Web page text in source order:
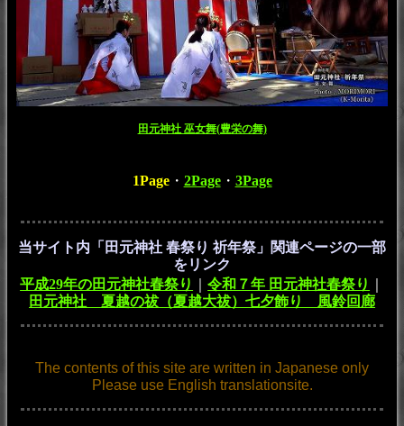
田元神社 巫女舞(豊栄の舞)
1Page・ 2Page・ 3Page
当サイト内「田元神社 春祭り 祈年祭」関連ページの一部
をリンク
平成29年の田元神社春祭り
｜令和７年 田元神社春祭り
田元神社 夏越の祓（夏越大祓）七夕飾り 風鈴回廊
The contents of this site are written in Japanese only
Please use English translationsite.